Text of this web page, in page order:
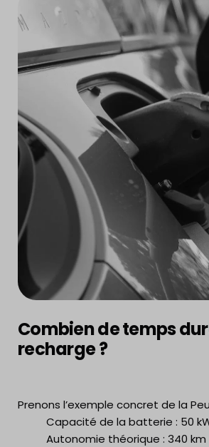
Combien de temps
recharge ?
Prenons l’exemple concret de la
Capacité de la batterie : 50
Autonomie théorique : 340 km